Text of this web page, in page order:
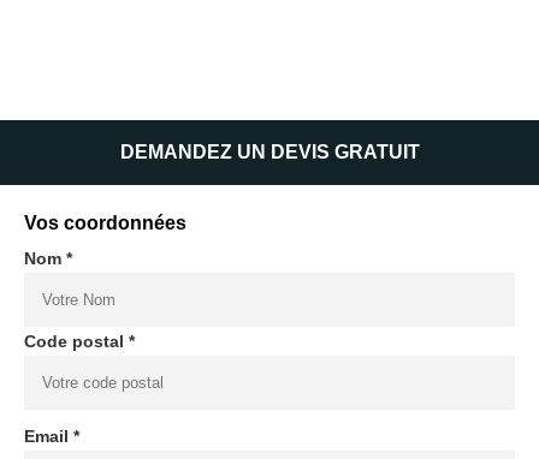
DEMANDEZ UN DEVIS GRATUIT
Vos coordonnées
Nom *
Code postal *
Email *